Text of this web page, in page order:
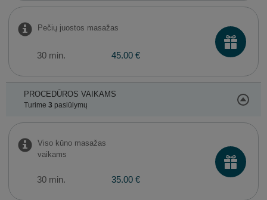
Pečių juostos masažas
30 min. 45.00 €
PROCEDŪROS VAIKAMS
Turime 3 pasiūlymų
Viso kūno masažas
vaikams
30 min. 35.00 €